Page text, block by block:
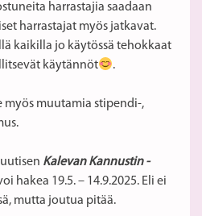
harrastajia saadaan
harrastajat myös jatkavat.
kaikilla jo käytössä tehokkaat
käytännöt
.
myös muutamia stipendi-,
Kalevan Kannustin -
hakea 19.5. – 14.9.2025. Eli ei
mutta joutua pitää.